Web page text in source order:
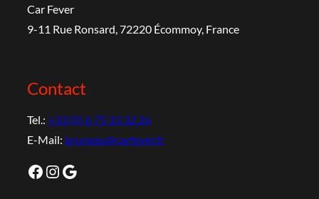
Car Fever
9-11 Rue Ronsard, 72220 Écommoy, France
Contact
Tel.: +33 (0) 6 75 33 32 26
E-Mail: bruneau@carfever.fr
Facebook
Instagram
Google